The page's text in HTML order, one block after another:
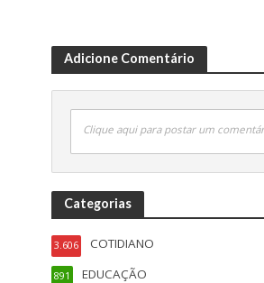
Adicione Comentário
Clique aqui para postar um
Categorias
COTIDIANO
3.606
EDUCAÇÃO
891